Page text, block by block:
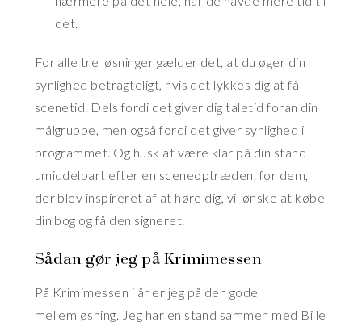
det.
For alle tre løsninger gælder det, at du øger din
synlighed betragteligt, hvis det lykkes dig at få
scenetid. Dels fordi det giver dig taletid foran din
målgruppe, men også fordi det giver synlighed i
programmet. Og husk at være klar på din stand
umiddelbart efter en sceneoptræden, for dem,
der blev inspireret af at høre dig, vil ønske at købe
din bog og få den signeret.
Sådan gør jeg på Krimimessen
På Krimimessen i år er jeg på den gode
mellemløsning. Jeg har en stand sammen med Bille